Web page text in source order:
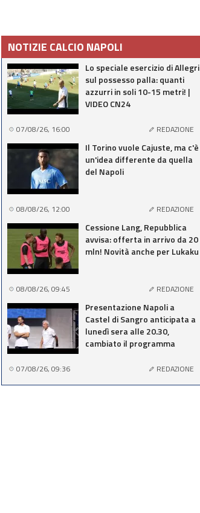
NOTIZIE CALCIO NAPOLI
Lo speciale esercizio di Allegri
sul possesso palla: quanti
azzurri in soli 10-15 metri! |
VIDEO CN24
07/08/26, 16:00 REDAZIONE
Il Torino vuole Cajuste, ma c'è
un'idea differente da quella
del Napoli
08/08/26, 12:00 REDAZIONE
Cessione Lang, Repubblica
avvisa: offerta in arrivo da 20
mln! Novità anche per Lukaku
08/08/26, 09:45 REDAZIONE
Presentazione Napoli a
Castel di Sangro anticipata a
lunedì sera alle 20.30,
cambiato il programma
07/08/26, 09:36 REDAZIONE